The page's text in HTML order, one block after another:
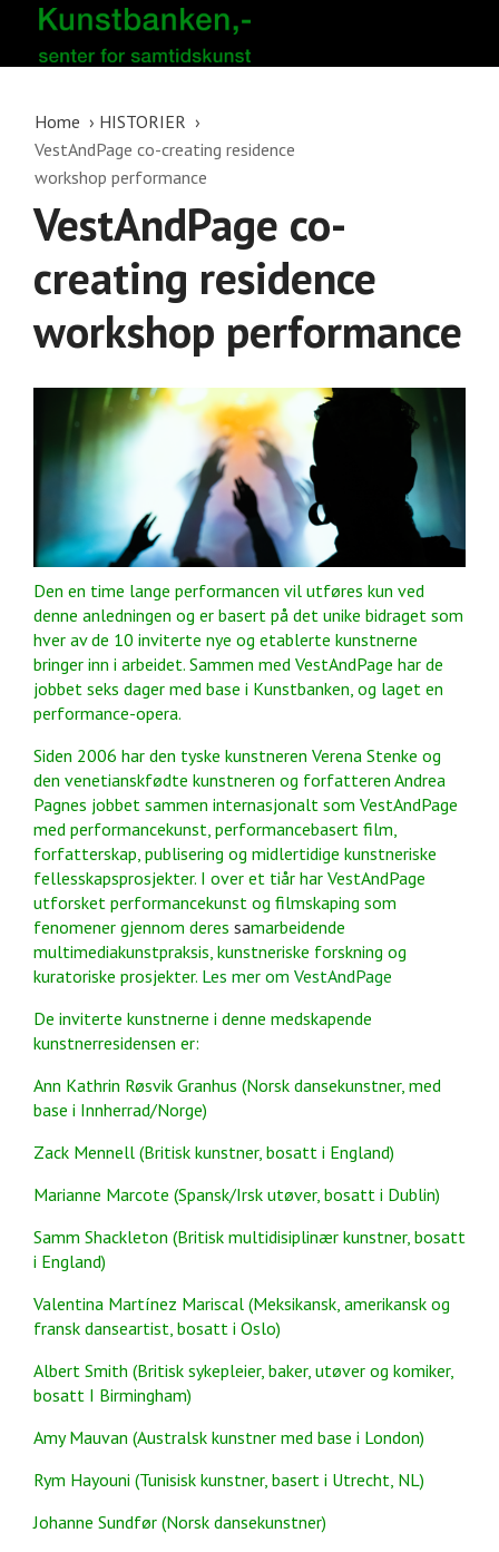
Home
HISTORIER
VestAndPage co-creating residence
workshop performance
VestAndPage co-
creating residence
workshop performance
Den en time lange performancen vil utføres kun ved
denne anledningen og er basert på det unike bidraget som
hver av de 10 inviterte nye og etablerte kunstnerne
bringer inn i arbeidet. Sammen med VestAndPage har de
jobbet seks dager med base i Kunstbanken, og laget en
performance-opera.
Siden 2006 har den tyske kunstneren Verena Stenke og
den venetianskfødte kunstneren og forfatteren Andrea
Pagnes jobbet sammen internasjonalt som VestAndPage
med performancekunst, performancebasert film,
forfatterskap, publisering og midlertidige kunstneriske
fellesskapsprosjekter. I over et tiår har VestAndPage
utforsket performancekunst og filmskaping som
fenomener gjennom deres samarbeidende
multimediakunstpraksis, kunstneriske forskning og
kuratoriske prosjekter. Les mer om VestAndPage
De inviterte kunstnerne i denne medskapende
kunstnerresidensen er:
Ann Kathrin Røsvik Granhus (Norsk dansekunstner, med
base i Innherrad/Norge)
Zack Mennell (Britisk kunstner, bosatt i England)
Marianne Marcote (Spansk/Irsk utøver, bosatt i Dublin)
Samm Shackleton (Britisk multidisiplinær kunstner, bosatt
i England)
Valentina Martínez Mariscal (Meksikansk, amerikansk og
fransk danseartist, bosatt i Oslo)
Albert Smith (Britisk sykepleier, baker, utøver og komiker,
bosatt I Birmingham)
Amy Mauvan (Australsk kunstner med base i London)
Rym Hayouni (Tunisisk kunstner, basert i Utrecht, NL)
Johanne Sundfør (Norsk dansekunstner)